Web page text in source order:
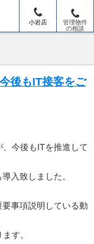
小岩店
管理物件
の相談
後もIT接客をご
今後もITを推進して
入致しました。
事項説明している動
す。